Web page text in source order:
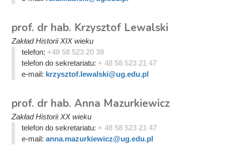
prof. dr hab. Krzysztof Lewalski
Zakład Historii XIX wieku
telefon: +48 58 523 20 39
telefon do sekretariatu: + 48 58 523 21 47
e-mail: krzysztof.lewalski@ug.edu.pl
prof. dr hab. Anna Mazurkiewicz
Zakład Historii XX wieku
telefon do sekretariatu: + 48 58 523 21 47
e-mail: anna.mazurkiewicz@ug.edu.pl